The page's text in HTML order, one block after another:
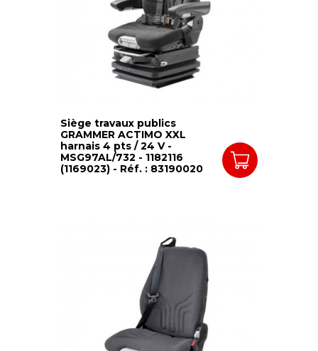
Siège travaux publics
GRAMMER ACTIMO XXL
harnais 4 pts / 24 V -
MSG97AL/732 - 1182116
(1169023) - Réf. : 83190020